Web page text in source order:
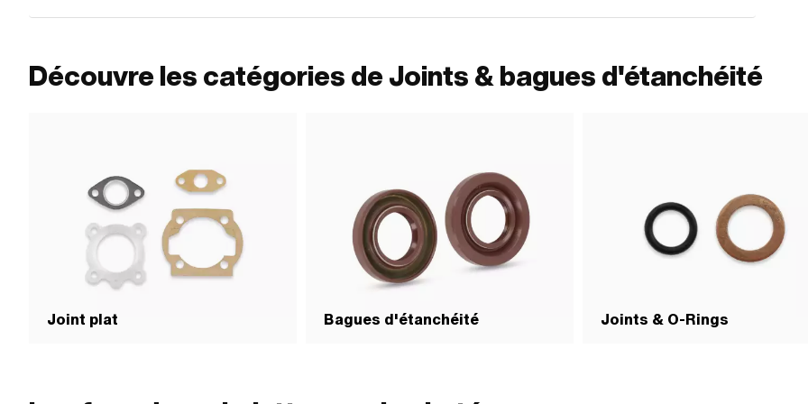
Découvre les catégories de Joints & bagues d'étanchéité
Joint plat Bagues d'étanchéité Joints & O-Rings